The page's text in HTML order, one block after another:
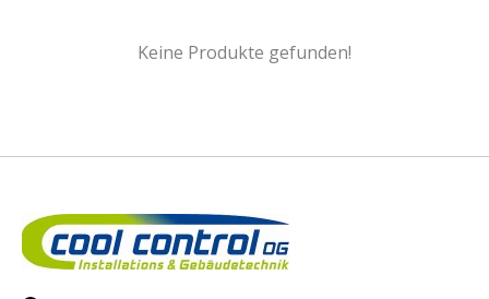
Keine Produkte gefunden!